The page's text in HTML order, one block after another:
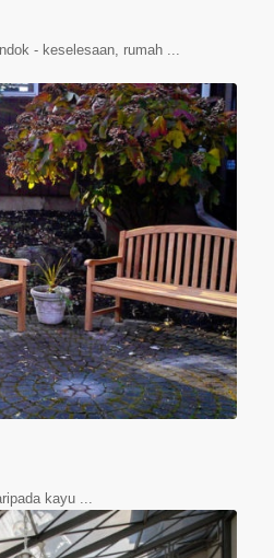
- keselesaan, rumah ...
kayu ...